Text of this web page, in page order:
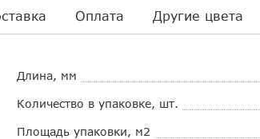
Оплата Другие цвета
Длина, мм
Количество в упаковке, шт.
Площадь упаковки, м2